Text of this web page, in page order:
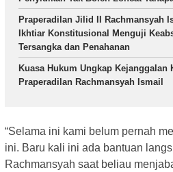
Praperadilan Jilid II Rachmansyah
Ikhtiar Konstitusional Menguji
Tersangka dan Penahanan
Kuasa Hukum Ungkap Kejanggalan
Praperadilan Rachmansyah Ismail
“Selama ini kami belum pernah
ini. Baru kali ini ada bantuan
Rachmansyah saat beliau